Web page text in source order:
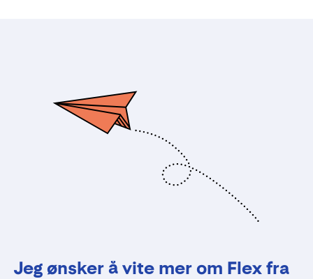
Jeg ønsker å vite mer om Flex fra